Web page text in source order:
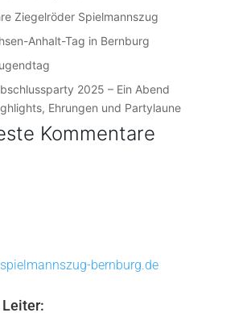
Ziegelröder Spielmannszug
Anhalt-Tag in Bernburg
2025 – Ein Abend
Ehrungen und Partylaune
Kommentare
bernburg.de